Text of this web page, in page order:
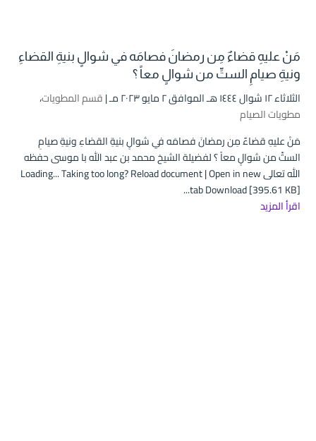
مَنْ عليهِ قضاءٌ مِن رمضانَ فصامَه في شوالٍ بنيةِ القضاءِ
ونيةِ صيامِ الستِّ من شوالٍ معاً ؟
الثلاثاء ۱۲ شوال ۱٤٤٤ هـ الموافق ۲ مايو ۲۰۲۳ مـ | قسم المطويات،
مطويات الصيام
مَنْ عليهِ قضاءٌ مِن رمضانَ فصامَه في شوالٍ بنيةِ القضاءِ ونيةِ صيامِ
الستِّ من شوالٍ معاً ؟ لفضيلة الشيخ محمد بن عبد الله با موسى حفظه
الله تعالى Loading... Taking too long? Reload document | Open in new
tab Download [395.61 KB]...
اقرأ المزيد